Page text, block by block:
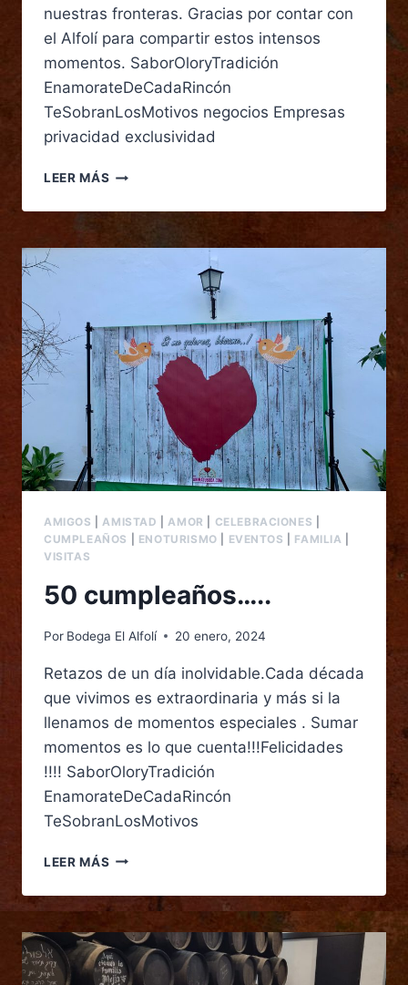
nuestras fronteras. Gracias por contar con
el Alfolí para compartir estos intensos
momentos. SaborOloryTradición
EnamorateDeCadaRincón
TeSobranLosMotivos negocios Empresas
privacidad exclusividad
LEER MÁS
AMIGOS |AMISTAD |AMOR CELEBRACIONES
CUMPLEAÑOS
ENOTURISMO EVENTOS FAMILIA
VISITAS
50 cumpleaños…..
Por Bodega El Alfolí 20 enero, 2024
Retazos de un día inolvidable.Cada década
que vivimos es extraordinaria y más si la
llenamos de momentos especiales . Sumar
momentos es lo que cuenta!!!Felicidades
!!!! SaborOloryTradición
EnamorateDeCadaRincón
TeSobranLosMotivos
LEER MÁS